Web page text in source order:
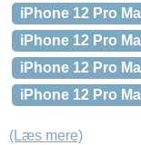
iPhone 12 Pro
iPhone 12 Pro
iPhone 12 Pro
iPhone 12 Pro
(Læs mere)